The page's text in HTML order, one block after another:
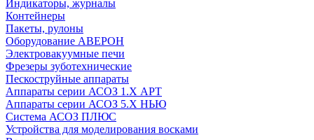
Индикаторы, журналы
Контейнеры
Пакеты, рулоны
Оборудование АВЕРОН
Электровакуумные печи
Фрезеры зуботехнические
Пескоструйные аппараты
Аппараты серии АСОЗ 1.Х АРТ
Аппараты серии АСОЗ 5.Х НЬЮ
Система АСОЗ ПЛЮС
Устройства для моделирования восками